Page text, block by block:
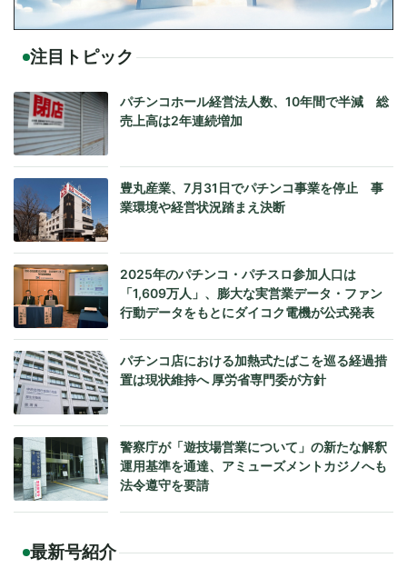
注目トピック
パチンコホール経営法人数、10年間で半減 総
売上高は2年連続増加
豊丸産業、7月31日でパチンコ事業を停止 事
業環境や経営状況踏まえ決断
2025年のパチンコ・パチスロ参加人口は
「1,609万人」、膨大な実営業データ・ファン
行動データをもとにダイコク電機が公式発表
パチンコ店における加熱式たばこを巡る経過措
置は現状維持へ 厚労省専門委が方針
警察庁が「遊技場営業について」の新たな解釈
運用基準を通達、アミューズメントカジノへも
法令遵守を要請
最新号紹介